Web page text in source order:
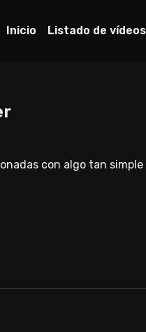
Inicio Listado de vídeos
con algo tan